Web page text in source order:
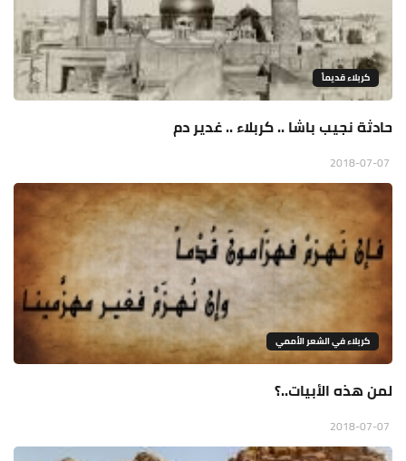
كربلاء قديماً
حادثة نجيب باشا .. كربلاء .. غدير دم
كربلاء في الشعر الأممي
لمن هذه الأبيات..؟